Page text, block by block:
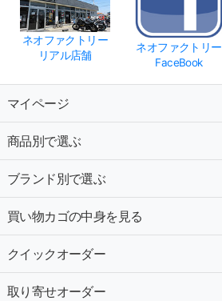
ネオファクトリー
リアル店舗
ネオファクトリー
FaceBook
マイページ
商品別で選ぶ
ブランド別で選ぶ
買い物カゴの中身を見る
クイックオーダー
取り寄せオーダー